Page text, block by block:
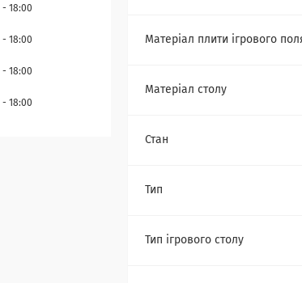
Матеріал плити ігрового
Матеріал столу
Стан
Тип
Тип ігрового столу
18:00
18:00
18:00
18:00